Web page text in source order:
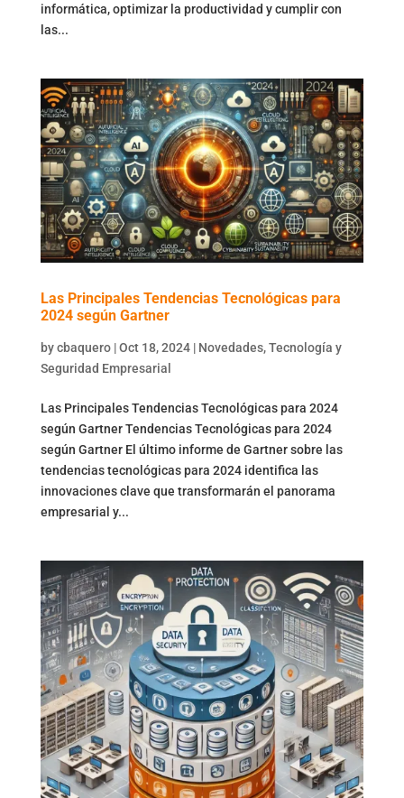
informática, optimizar la productividad y cumplir con
las...
Las Principales Tendencias Tecnológicas para
2024 según Gartner
bycbaquero|Oct 18, 2024| Novedades,Tecnología y
Seguridad Empresarial
Las Principales Tendencias Tecnológicas para 2024
según Gartner Tendencias Tecnológicas para 2024
según Gartner El último informe de Gartner sobre las
tendencias tecnológicas para 2024 identifica las
innovaciones clave que transformarán el panorama
empresarial y...